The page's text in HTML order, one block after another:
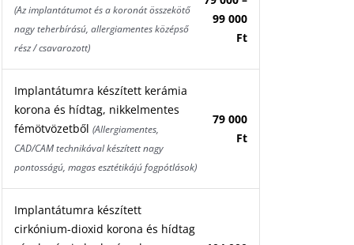
(Az implantátumot és a koronát összekötő
nagy teherbírású, allergiamentes középső
rész / csavarozott)
99 000
Ft
Implantátumra készített kerámia
korona és hídtag, nikkelmentes
fémötvözetből(Allergiamentes,
CAD/CAM technikával készített nagy
pontosságú, magas esztétikájú fogpótlások)
79 000
Ft
Implantátumra készített
cirkónium-dioxid korona és hídtag